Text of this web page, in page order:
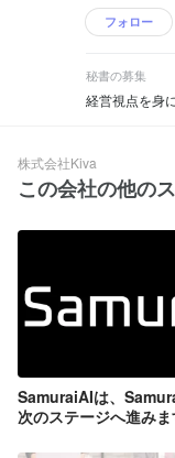
フォロー
秘書の募集
経営視点を身
株式会社Kiva
この会社の他の
SamuraiAIは、
次のステージへ進みま